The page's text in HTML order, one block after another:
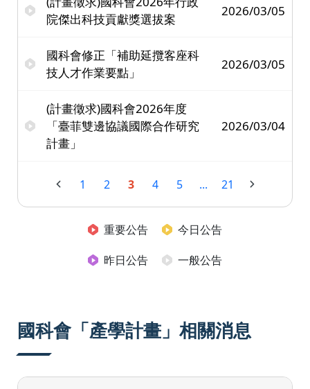
院傑出科技貢獻獎選拔案
2026/03/05
國科會修正「補助延攬客座科
技人才作業要點」
2026/03/05
(計畫徵求)國科會2026年度
「臺菲雙邊協議國際合作研究
計畫」
2026/03/04
1 2 3 4 5 ... 21
重要公告
今日公告
昨日公告
一般公告
國科會「產學計畫」相關消息